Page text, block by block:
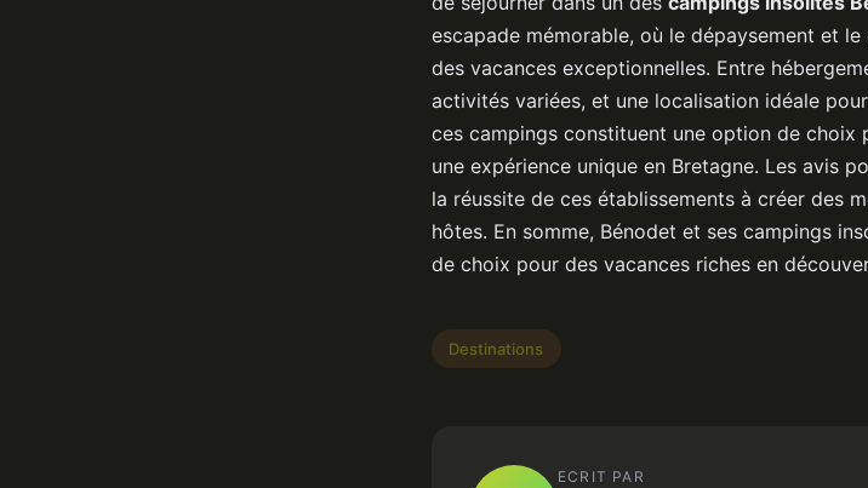
escapade mémorable, où le dépaysement et
des vacances exceptionnelles. Entre
activités variées, et une localisation idéale
ces campings constituent une option de choix
une expérience unique en Bretagne. Les avis
la réussite de ces établissements à créer des
hôtes. En somme, Bénodet et ses campings
de choix pour des vacances riches en
Destinations
ECRIT PAR